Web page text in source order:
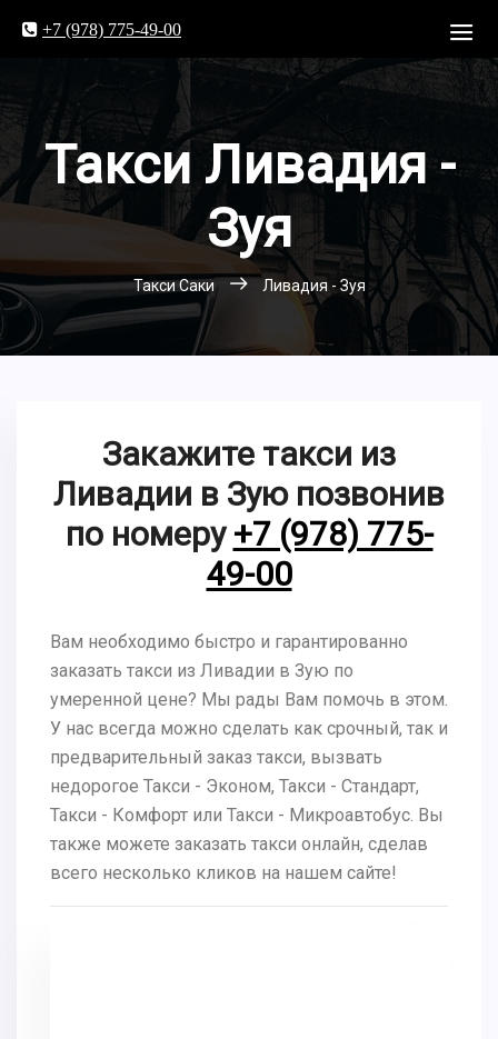
+7 (978) 775-49-00
Такси Ливадия -
Зуя
Такси Саки Ливадия - Зуя
Закажите такси из
Ливадии в Зую позвонив
по номеру +7 (978) 775-
49-00
Вам необходимо быстро и гарантированно
заказать такси из Ливадии в Зую по
умеренной цене? Мы рады Вам помочь в этом.
У нас всегда можно сделать как срочный, так и
предварительный заказ такси, вызвать
недорогое Такси - Эконом, Такси - Стандарт,
Такси - Комфорт или Такси - Микроавтобус. Вы
также можете заказать такси онлайн, сделав
всего несколько кликов на нашем сайте!